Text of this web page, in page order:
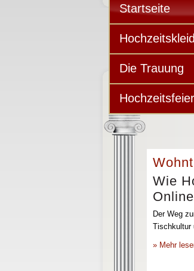
Startseite
Die Trauung
Hochzeitsfeier
Wie
Der Weg
Tischkultur
» Mehr